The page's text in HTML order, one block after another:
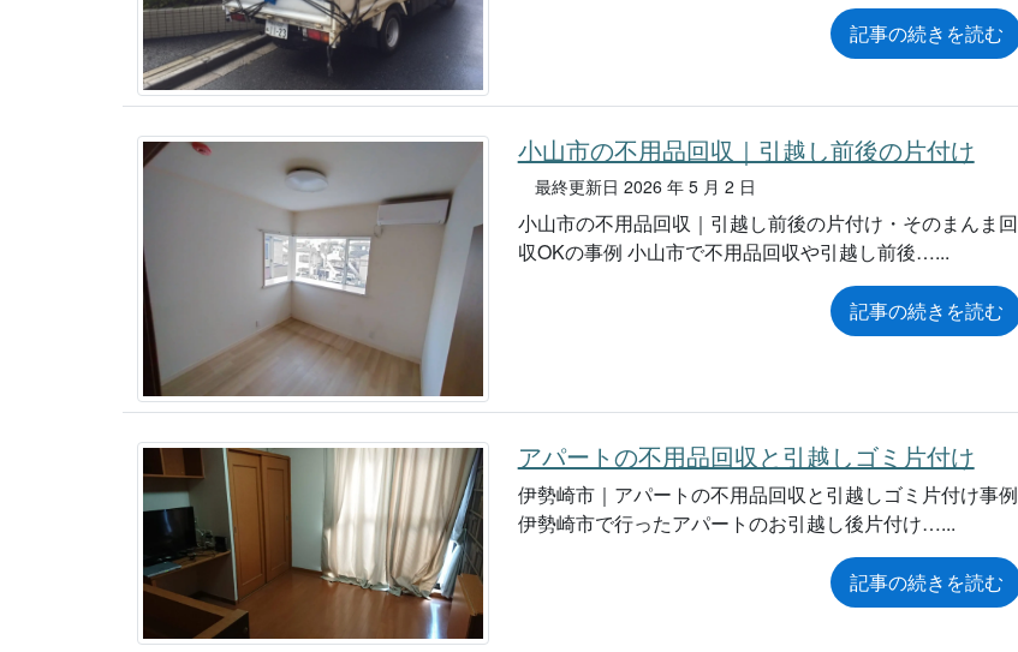
記事の続きを読む
小山市の不用品回収｜引越し前後の片付け
最終更新日 2026 年 5 月 2 日
小山市の不用品回収｜引越し前後の片付け・そのまんま回
収OKの事例 小山市で不用品回収や引越し前後…
記事の続きを読む
アパートの不用品回収と引越しゴミ片付け
伊勢崎市｜アパートの不用品回収と引越しゴミ片付け事例
伊勢崎市で行ったアパートのお引越し後片付け…
記事の続きを読む